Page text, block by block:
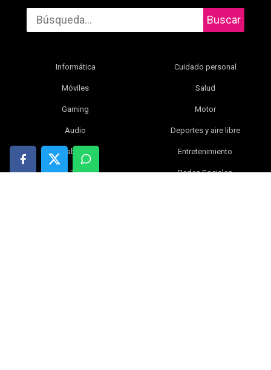
Buscar
Informática
Móviles
Gaming
Audio
Tablets
TV
Cuidado personal
Salud
Motor
Deportes y aire libre
Entretenimiento
Redes Sociales